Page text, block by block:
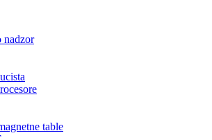
nadzor
table